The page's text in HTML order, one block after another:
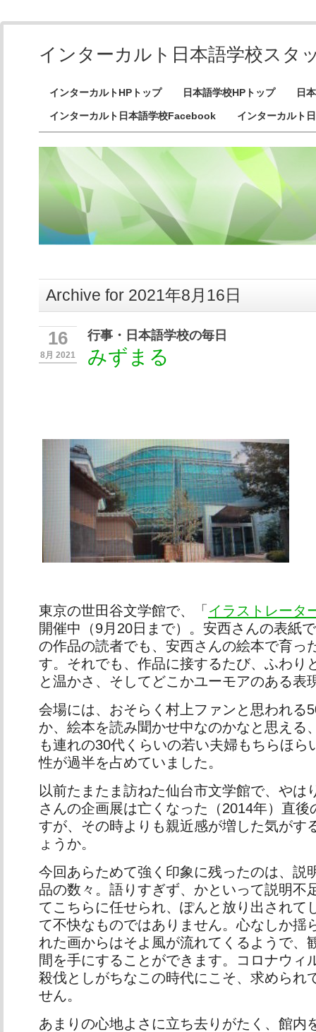
インターカルト日本語学校スタ
インターカルトHPトップ 日本語学校HPトップ 日
インターカルト日本語学校Facebook インターカルト
Archive for 2021年8月16日
16
8月 2021
行事・日本語学校の毎日
みずまる
東京の世田谷文学館で、「イラストレー
開催中（9月20日まで）。安西さんの表紙
の作品の読者でも、安西さんの絵本で育っ
す。それでも、作品に接するたび、ふわり
と温かさ、そしてどこかユーモアのある表
会場には、おそらく村上ファンと思われる
か、絵本を読み聞かせ中なのかなと思える
も連れの30代くらいの若い夫婦もちらほら
性が過半を占めていました。
以前たまたま訪ねた仙台市文学館で、やは
さんの企画展は亡くなった（2014年）直後
すが、その時よりも親近感が増した気がす
ょうか。
今回あらためて強く印象に残ったのは、説
品の数々。語りすぎず、かといって説明不
てこちらに任せられ、ぽんと放り出されて
て不快なものではありません。心なしか揺
れた画からはそよ風が流れてくるようで、
間を手にすることができます。コロナウィ
殺伐としがちなこの時代にこそ、求められ
せん。
あまりの心地よさに立ち去りがたく、館内